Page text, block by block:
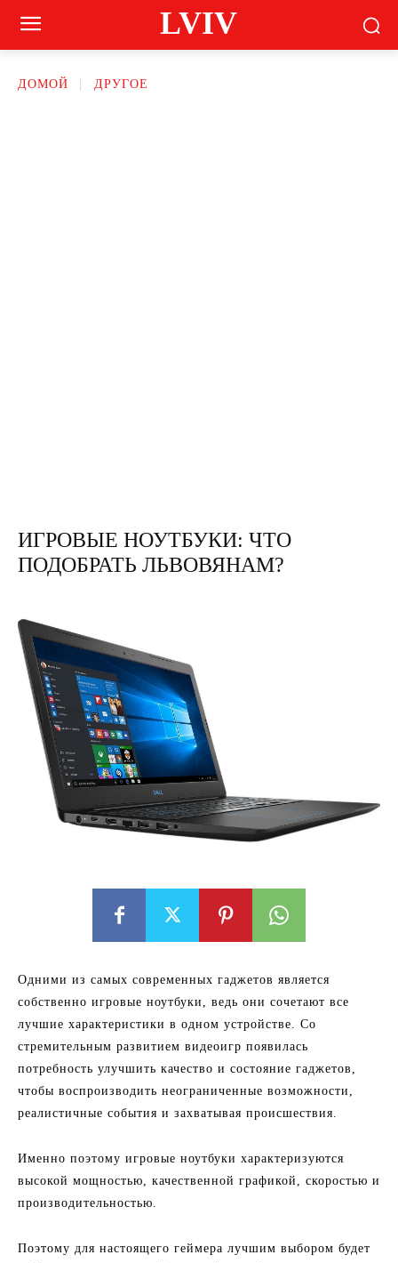
LVIV
ДОМОЙ ДРУГОЕ
ИГРОВЫЕ НОУТБУКИ: ЧТО
ПОДОБРАТЬ ЛЬВОВЯНАМ?
Одними из самых современных гаджетов является
собственно игровые ноутбуки, ведь они сочетают все
лучшие характеристики в одном устройстве. Со
стремительным развитием видеоигр появилась
потребность улучшить качество и состояние гаджетов,
чтобы воспроизводить неограниченные возможности,
реалистичные события и захватывая происшествия.
Именно поэтому игровые ноутбуки характеризуются
высокой мощностью, качественной графикой, скоростью и
производительностью.
Поэтому для настоящего геймера лучшим выбором будет